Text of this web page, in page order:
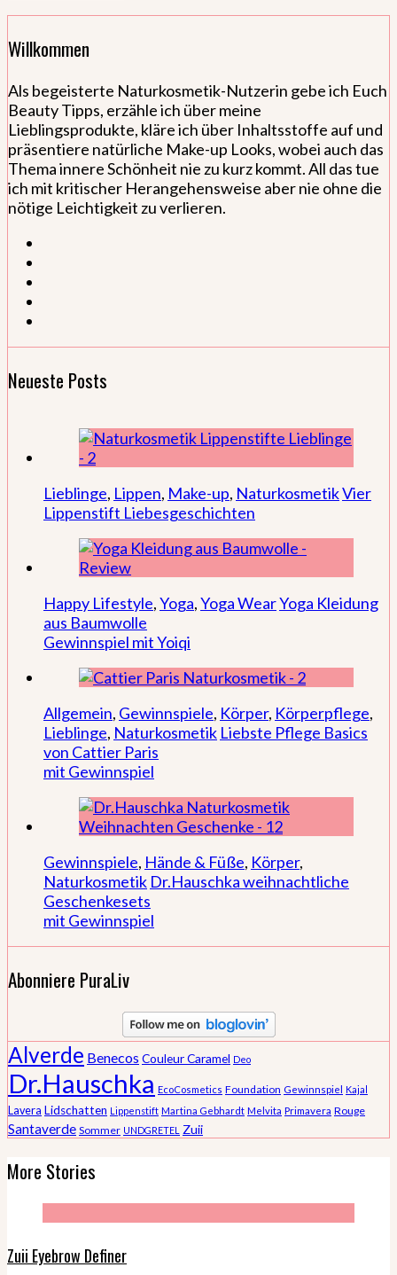
Willkommen
Als begeisterte Naturkosmetik-Nutzerin gebe ich Euch
Beauty Tipps, erzähle ich über meine
Lieblingsprodukte, kläre ich über Inhaltsstoffe auf und
präsentiere natürliche Make-up Looks, wobei auch das
Thema innere Schönheit nie zu kurz kommt. All das tue
ich mit kritischer Herangehensweise aber nie ohne die
nötige Leichtigkeit zu verlieren.
Neueste Posts
Lieblinge, Lippen, Make-up, NaturkosmetikVier
Lippenstift Liebesgeschichten
Happy Lifestyle,Yoga,Yoga WearYoga Kleidung
aus Baumwolle
Gewinnspiel mit Yoiqi
Allgemein, Gewinnspiele, Körper, Körperpflege,
Lieblinge, Naturkosmetik Liebste Pflege Basics
von Cattier Paris
mit Gewinnspiel
Gewinnspiele, Hände & Füße, Körper,
Naturkosmetik Dr.Hauschka weihnachtliche
Geschenkesets
mit Gewinnspiel
Abonniere PuraLiv
Alverde BenecosCouleur Caramel Deo
Dr.Hauschka EcoCosmetics Foundation Gewinnspiel Kajal
Lavera Lidschatten Lippenstift Martina Gebhardt Melvita Primavera Rouge
Santaverde Sommer UNDGRETEL Zuii
More Stories
Zuii Eyebrow Definer